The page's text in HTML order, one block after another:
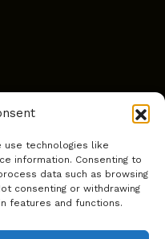
use technologies like
information. Consenting to
data such as browsing
consenting or withdrawing
features and functions.